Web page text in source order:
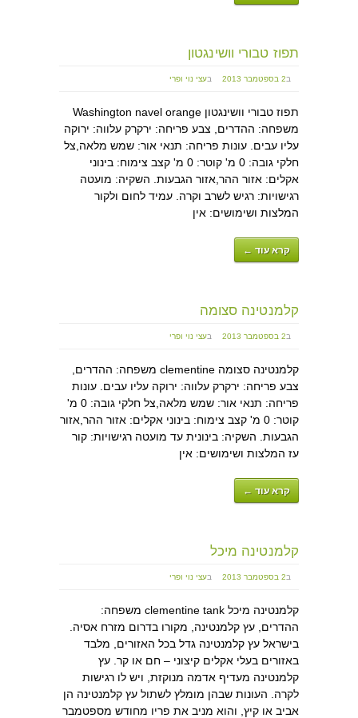
תפוז טבורי וושינגטון
ב2 בספטמבר 2013 בעצי נוי ופרי
תפוז טבורי וושינגטון Washington navel orange
משפחה: ההדרים, צבע פריחה: ירקרק עלווה: ירוקה
עליו עבים. עונות פריחה: תנאי אור: שמש מלאה,צל
חלקי גובה: 0 מ' קוטר: 0 מ' קצב צימוח: בינוני
אקלים: אזור ההר,אזור הגבעות. השקיה: מועטה
רגישויות: רגיש לשרב וקרה. עמיד לחום ולקור
המלצות ושימושים: אין
קרא עוד ←
קלמנטינה סצומה
ב2 בספטמבר 2013 בעצי נוי ופרי
קלמנטינה סצומה clementine משפחה: ההדרים,
צבע פריחה: ירקרק עלווה: ירוקה עליו עבים. עונות
פריחה: תנאי אור: שמש מלאה,צל חלקי גובה: 0 מ'
קוטר: 0 מ' קצב צימוח: בינוני אקלים: אזור ההר,אזור
הגבעות. השקיה: בינונית עד מועטה רגישויות: קור
עז המלצות ושימושים: אין
קרא עוד ←
קלמנטינה מיכל
ב2 בספטמבר 2013 בעצי נוי ופרי
קלמנטינה מיכל clementine tank משפחה:
ההדרים, עץ קלמנטינה, מקורו בדרום מזרח אסיה.
בישראל עץ קלמנטינה גדל בכל האזורים, מלבד
באזורים בעלי אקלים קיצוני – חם או קר. עץ
קלמנטינה מעדיף אדמה מנוקזת, ויש לו רגישות
לקרה. העונות שבהן מומלץ לשתול עץ קלמנטינה הן
אביב או קיץ, והוא מניב את פריו מחודש מספטמבר